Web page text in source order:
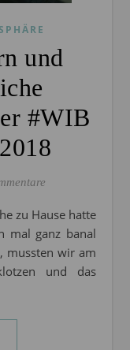
und
#WIB
mal ganz banal
mussten wir am
und das